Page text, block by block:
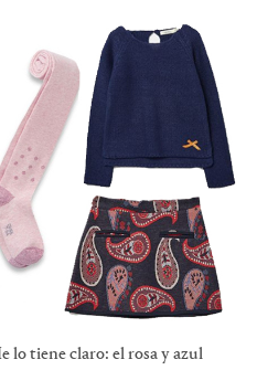
lo tiene claro: el rosa y azul